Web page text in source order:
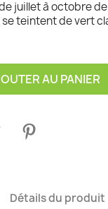
juillet à octobre
teintent de vert
AU PANIER
Détails du produit